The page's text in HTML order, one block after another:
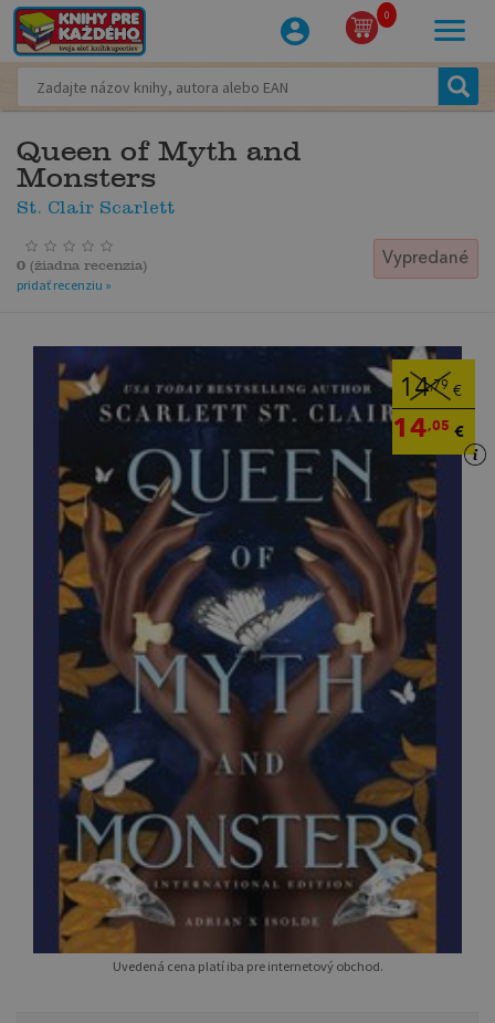
0
Queen of Myth and
Monsters
St. Clair Scarlett
Vypredané
0 (žiadna recenzia)
pridať recenziu »
14,79 €
14,05 €
Uvedená cena platí iba pre internetový obchod.